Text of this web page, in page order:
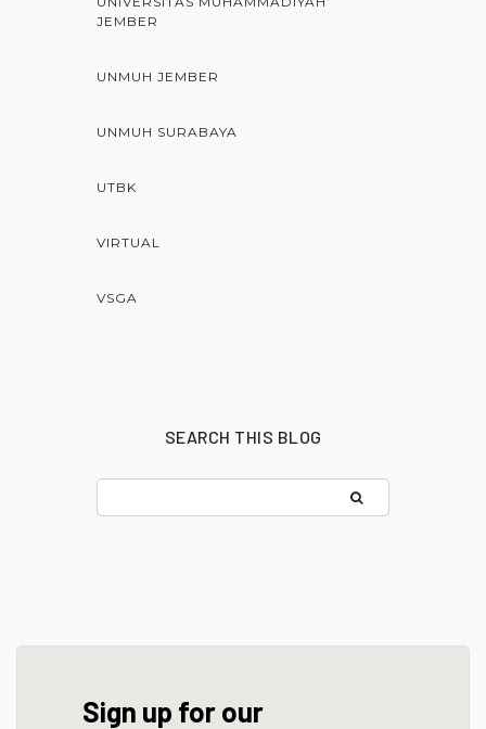
JEMBER
UNMUH JEMBER
UNMUH SURABAYA
UTBK
VIRTUAL
VSGA
SEARCH THIS BLOG
Sign up for our